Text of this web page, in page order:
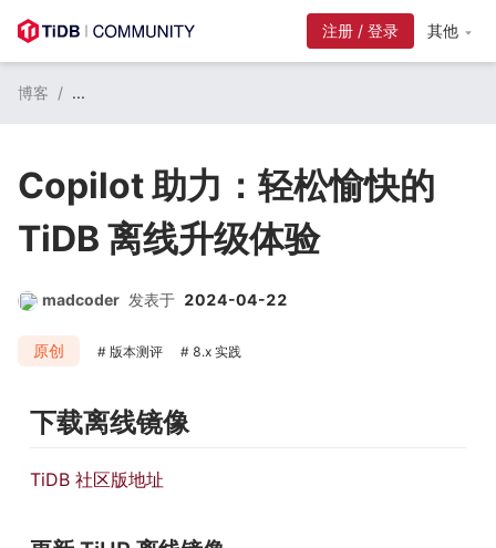
注册 / 登录 其他
博客 / ...
Copilot 助力：轻松愉快的
TiDB 离线升级体验
madcoder 发表于 2024-04-22
原创 版本测评 8.x 实践
下载离线镜像
TiDB 社区版地址